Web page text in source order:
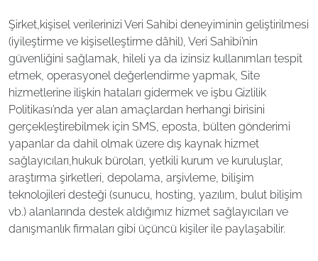
Şirket,kişisel verilerinizi Veri Sahibi deneyiminin geliştirilmesi
(iyileştirme ve kişiselleştirme dâhil), Veri Sahibi’nin
güvenliğini sağlamak, hileli ya da izinsiz kullanımları tespit
etmek, operasyonel değerlendirme yapmak, Site
hizmetlerine ilişkin hataları gidermek ve işbu Gizlilik
Politikası’nda yer alan amaçlardan herhangi birisini
gerçekleştirebilmek için SMS, eposta, bülten gönderimi
yapanlar da dahil olmak üzere dış kaynak hizmet
sağlayıcıları,hukuk büroları, yetkili kurum ve kuruluşlar,
araştırma şirketleri, depolama, arşivleme, bilişim
teknolojileri desteği (sunucu, hosting, yazılım, bulut bilişim
vb.) alanlarında destek aldığımız hizmet sağlayıcıları ve
danışmanlık firmaları gibi üçüncü kişiler ile paylaşabilir.